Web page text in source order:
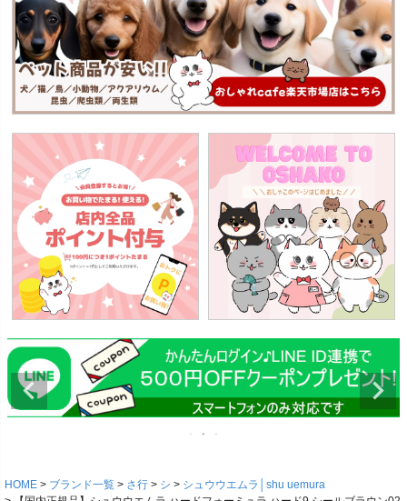
HOME ブランド一覧 さ行 シ
シュウウエムラ│shu uemura